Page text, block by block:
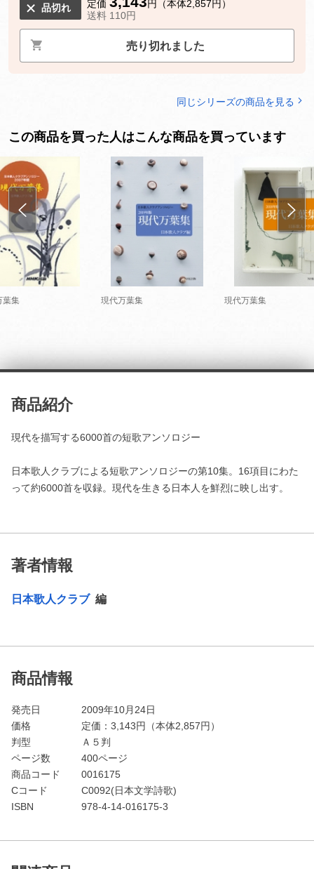
品切れ 定価
円（本体2,857円）
送料 110円
売り切れました
同じシリーズの商品を見る
この商品を買った人はこんな商品を買っています
葉集 現代万葉集 現代万葉集
商品紹介
現代を描写する6000首の短歌アンソロジー
日本歌人クラブによる短歌アンソロジーの第10集。16項目にわた
って約6000首を収録。現代を生きる日本人を鮮烈に映し出す。
著者情報
日本歌人クラブ 編
商品情報
発売日
2009年10月24日
価格
定価： 3,143円（本体2,857円）
判型
Ａ５判
ページ数
400ページ
商品コード
0016175
Cコード
C0092(日本文学詩歌)
ISBN
978-4-14-016175-3